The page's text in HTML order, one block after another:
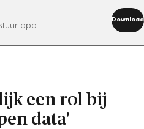
app
Download
nu
een rol bij
data'